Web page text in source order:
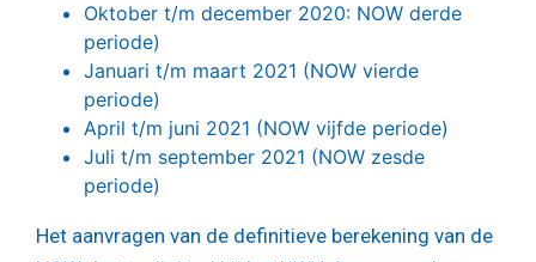
Oktober t/m december 2020: NOW derde
periode)
Januari t/m maart 2021 (NOW vierde
periode)
April t/m juni 2021 (NOW vijfde periode)
Juli t/m september 2021 (NOW zesde
periode)
Het aanvragen van de definitieve berekening van de